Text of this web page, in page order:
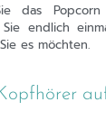
das
Sie endlich
es möchten.